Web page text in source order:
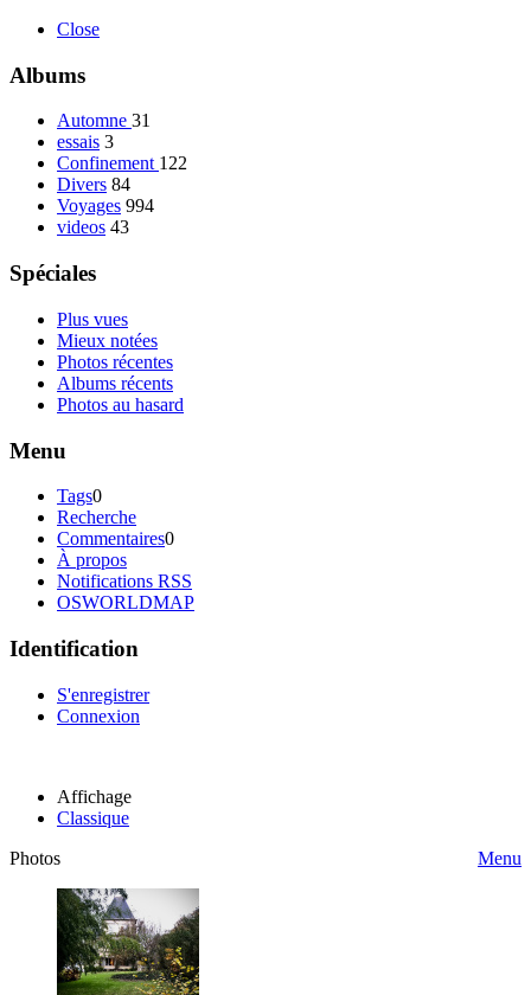
Close
Albums
Automne 31
essais 3
Confinement 122
Divers 84
Voyages 994
videos 43
Spéciales
Plus vues
Mieux notées
Photos récentes
Albums récents
Photos au hasard
Menu
Tags0
Recherche
Commentaires0
À propos
Notifications RSS
OSWORLDMAP
Identification
S'enregistrer
Connexion
Affichage
Classique
Photos
Menu